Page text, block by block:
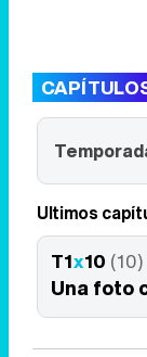
Últimos
T1x10 (10)
Una foto